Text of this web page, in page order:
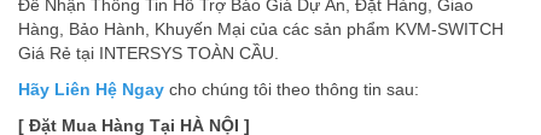
Để Nhận Thông Tin Hỗ Trợ Báo Giá Dự Án, Đặt Hàng, Giao
Hàng, Bảo Hành, Khuyến Mại của các sản phẩm KVM-SWITCH
Giá Rẻ tại INTERSYS TOÀN CẦU.
Hãy Liên Hệ Ngay cho chúng tôi theo thông tin sau:
[ Đặt Mua Hàng Tại HÀ NỘI ]